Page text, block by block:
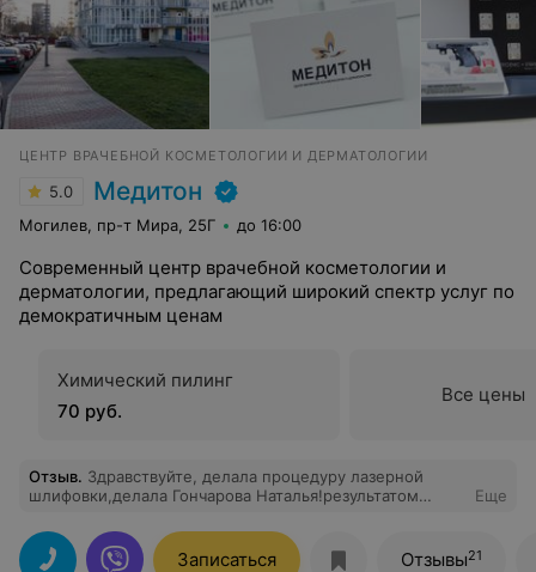
ЦЕНТР ВРАЧЕБНОЙ КОСМЕТОЛОГИИ И ДЕРМАТОЛОГИИ
5.0 Медитон
Могилев, пр-т Мира, 25Г до 16:00
Современный центр врачебной косметологии и
дерматологии, предлагающий широкий спектр услуг по
демократичным ценам
Химический пилинг
70 руб.
Все цены
Отзыв. Здравствуйте, делала процедуру лазерной
шлифовки,делала Гончарова Наталья!результатом
неровности и мал.рубчики на коже.такую процедуру
обязательно еще повторю!
Еще
Записаться Отзывы21